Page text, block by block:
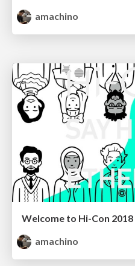
amachino
Welcome to Hi-Con 2018
amachino